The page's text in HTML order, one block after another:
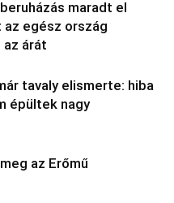
maradt el
az egész ország
árát
tavaly elismerte: hiba
épültek nagy
az Erőmű